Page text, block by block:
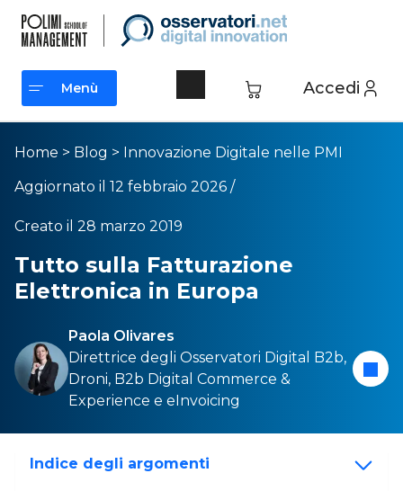
Accedi
Menù
Menù
Home > Blog > Innovazione Digitale nelle PMI
Aggiornato il 12 febbraio 2026 /
Creato il 28 marzo 2019
Tutto sulla Fatturazione
Elettronica in Europa
Paola Olivares
Direttrice degli Osservatori Digital B2b,
Droni, B2b Digital Commerce &
Experience e eInvoicing
Indice degli argomenti